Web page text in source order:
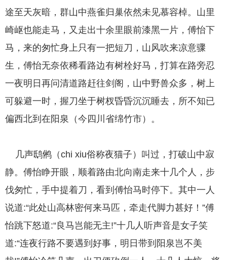
途至天灰暗，群山中燕雀归巢依然未见慕容棹。山里
崎岖也能走马，又走出十余里眼前漆黑一片，傅怡下
马，来的匆忙身上只有一把短刀，山风吹来凉意骤
生，傅怡无奈依稀看路边有树栓好马，打算在路旁忍
一夜明日再问清道路赶往剑阁，山中野兽众多，树上
可躲避一时，握刀坐于树杈昏昏沉沉睡去，所不知已
偏西北到在阳泉（今四川省绵竹市）。
几声鸱鸺（chi xiu俗称夜猫子）叫过，打破山中寂
静。傅怡睁开眼，顺着路由北向南走来十几个人，步
伐匆忙，手中提着刀，看到傅怡马时停下。其中一人
说道:“此处山高林密何来马匹，牵走代脚力甚好！”傅
怡跳下怒道:“良马岂能无主!”十几人听声音是女子笑
道:“连夜行路不要遇到好事，明日带到阳泉岂不美